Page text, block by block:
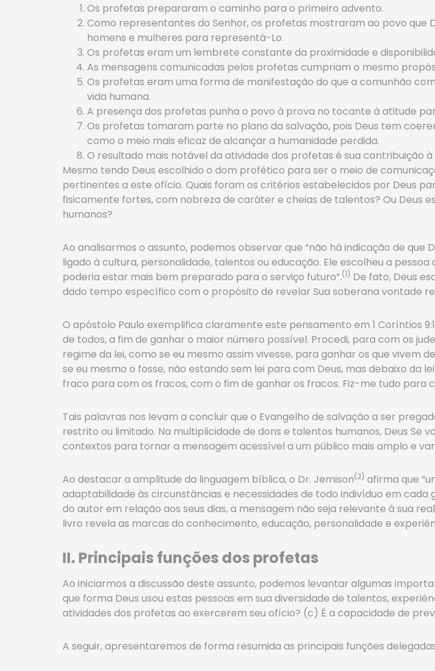
Os profetas prepararam o caminho para o primeiro advento.
Como representantes do Senhor, os profetas mostraram ao povo que
homens e mulheres para representá-Lo.
Os profetas eram um lembrete constante da proximidade e
As mensagens comunicadas pelos profetas cumpriam o mesmo
Os profetas eram uma forma de manifestação do que a comunhão
vida humana.
A presença dos profetas punha o povo à prova no tocante à atitude
Os profetas tomaram parte no plano da salvação, pois Deus tem
como o meio mais eficaz de alcançar a humanidade perdida.
O resultado mais notável da atividade dos profetas é sua contribuição
Mesmo tendo Deus escolhido o dom profético para ser o meio de
pertinentes a este ofício. Quais foram os critérios estabelecidos por Deus
fisicamente fortes, com nobreza de caráter e cheias de talentos? Ou Deus
humanos?
Ao analisarmos o assunto, podemos observar que “não há indicação de
ligado à cultura, personalidade, talentos ou educação. Ele escolheu a
poderia estar mais bem preparado para o serviço futuro”.(1) De fato, Deus
dado tempo específico com o propósito de revelar Sua soberana vontade
O apóstolo Paulo exemplifica claramente este pensamento em 1 Coríntios
de todos, a fim de ganhar o maior número possível. Procedi, para com os
regime da lei, como se eu mesmo assim vivesse, para ganhar os que vivem
se eu mesmo o fosse, não estando sem lei para com Deus, mas debaixo da
fraco para com os fracos, com o fim de ganhar os fracos. Fiz-me tudo para
Tais palavras nos levam a concluir que o Evangelho de salvação a ser
restrito ou limitado. Na multiplicidade de dons e talentos humanos, Deus Se
contextos para tornar a mensagem acessível a um público mais amplo e
Ao destacar a amplitude da linguagem bíblica, o Dr. Jemison(2) afirma que
adaptabilidade às circunstâncias e necessidades de todo indivíduo em
do autor em relação aos seus dias, a mensagem não seja relevante à sua
livro revela as marcas do conhecimento, educação, personalidade e
II. Principais funções dos profetas
Ao iniciarmos a discussão deste assunto, podemos levantar algumas
que forma Deus usou estas pessoas em sua diversidade de talentos,
atividades dos profetas ao exercerem seu ofício? (c) É a capacidade de
A seguir, apresentaremos de forma resumida as principais funções